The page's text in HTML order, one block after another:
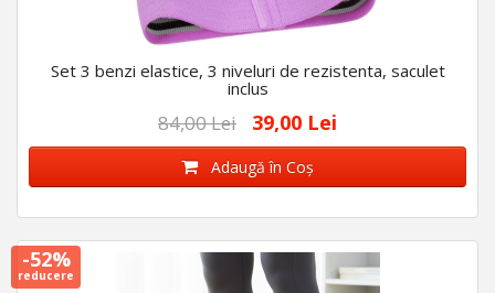
Set 3 benzi elastice, 3 niveluri de rezistenta, saculet
inclus
84,00 Lei 39,00 Lei
Adaugă în Coş
-52%
reducere